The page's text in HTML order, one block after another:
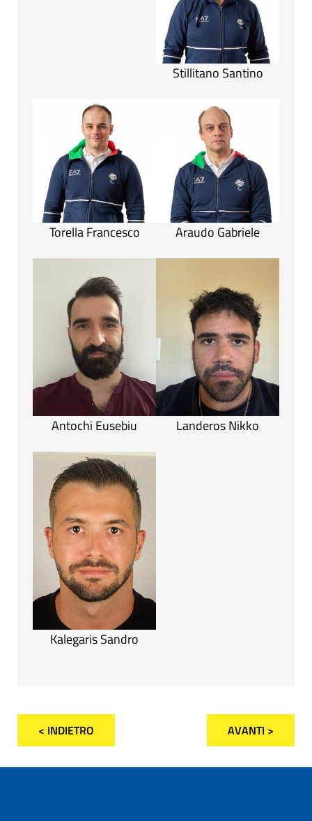
Stillitano Santino
Torella Francesco Araudo Gabriele
Antochi Eusebiu Landeros Nikko
Kalegaris Sandro
< INDIETRO AVANTI >